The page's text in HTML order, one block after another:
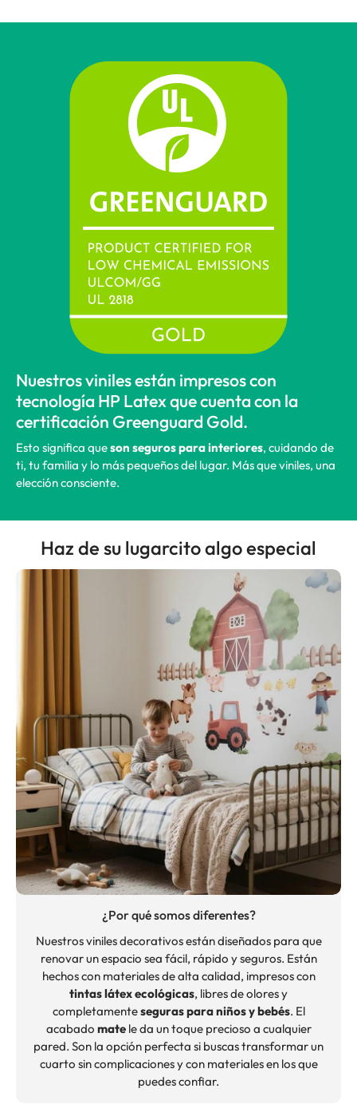
Nuestros viniles están impresos con
tecnología HP Latex que cuenta con la
certificación Greenguard Gold.
Esto significa queson seguros para interiores, cuidando de
ti, tu familia y lo más pequeños del lugar. Más que viniles, una
elección consciente.
Haz de su lugarcito algo especial
¿Por qué somos diferentes?
Nuestros viniles decorativos están diseñados para que
renovar un espacio sea fácil, rápido y seguros. Están
hechos con materiales de alta calidad, impresos con
tintas látex ecológicas, libres de olores y
completamenteseguras para niños y bebés. El
acabado matele da un toque precioso a cualquier
pared. Son la opción perfecta si buscas transformar un
cuarto sin complicaciones y con materiales en los que
puedes confiar.